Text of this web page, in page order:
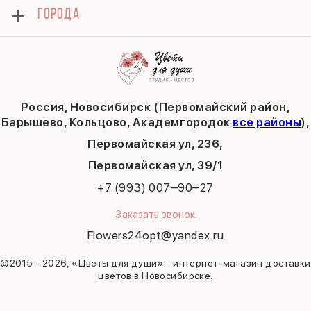
Россия, Новосибирск (Первомайский район,
Барышево, Кольцово, Академгородок все районы),
Первомайская ул, 236,
​Первомайская ул, 39/1
+7 (993) 007‒90‒27
Заказать звонок
Flowers24opt@yandex.ru
©2015 - 2026, «Цветы для души» - интернет-магазин доставки
цветов в Новосибирске.
Политика конфиденциальности
Публичная оферта
Тюльпаны
1 сентября
День учителя
Пасха
9 мая
ГОРОДА